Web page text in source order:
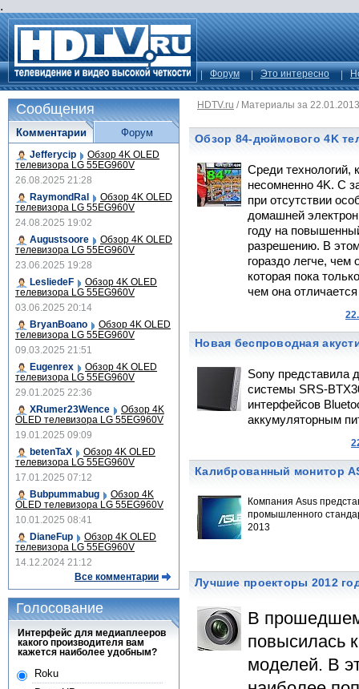
.
Форум Это интересно
HDTV.ru / Материалы за 22.01.2013
Обзор 84-дюймового 4K
Среди технологий,
несомненно 4K. С
при отсутствии
домашней
году на
разрешению. В
гораздо легче, чем
которая пока
чем она
Новая беспроводная
Sony представила
системы SRS-
интерфейсов
аккумуляторным
Калиброванный монитор
Компания Asus
промышленного
2013
Лучшие проекторы 2012
В прошедшем
повысилась
моделей. В
Сообщения
Комментарии
Jefferycip Обзор 4K OLED
телевизора LG 55EG960V
26.08.2025 21:28
RaymondRal
Обзор 4K OLED
телевизора LG 55EG960V
24.08.2025 19:02
Augustsoore
Обзор 4K OLED
телевизора LG 55EG960V
23.06.2025 19:28
LesliedeF
Обзор 4K OLED
телевизора LG 55EG960V
03.06.2025 20:14
BryanBoano
Обзор 4K OLED
телевизора LG 55EG960V
09.03.2025 21:51
Eugenrex
Обзор 4K OLED
телевизора LG 55EG960V
29.01.2025 22:36
XRumer23Wence
Обзор 4K
OLED телевизора LG 55EG960V
19.01.2025 09:09
betenTaX
Обзор 4K OLED
телевизора LG 55EG960V
17.01.2025 07:12
Bubpummabug
Обзор 4K
OLED телевизора LG 55EG960V
10.01.2025 08:41
DianeFup
Обзор 4K OLED
телевизора LG 55EG960V
14.12.2024 21:12
Все комментарии
Форум
Голосование
Интерфейс для медиаплееров
какого производителя вам
кажется наиболее удобным?
Roku